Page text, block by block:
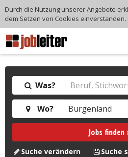
Was?
Wo?
Jobs finden
Suche verändern Suche
Durch die Nutzung unserer Angebote
dem Setzen von Cookies einverstanden.